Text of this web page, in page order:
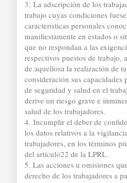
3. La adscripción de los
trabajo cuyas condiciones
características personales
manifiestamente en estados o
que no respondan a las
respectivos puestos de trabajo,
de aquellosa la realización de
consideración sus capacidades
de seguridad y salud en el
derive un riesgo grave e
salud de los trabajadores.
4. Incumplir el deber de
los datos relativos a la
trabajadores, en los términos
del artículo22 de la LPRL.
5. Las acciones u omisiones
derecho de los trabajadores a